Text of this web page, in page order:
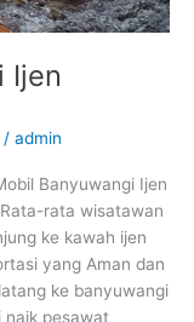
Ijen
/ admin
Banyuwangi Ijen
rata wisatawan
ke kawah ijen
yang Aman dan
ke banyuwangi
naik pesawat